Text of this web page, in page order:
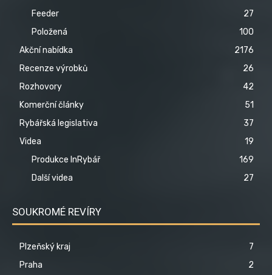
Feeder
27
Položená
100
Akční nabídka
2176
Recenze výrobků
26
Rozhovory
42
Komerční články
51
Rybářská legislativa
37
Videa
19
Produkce InRybář
169
Další videa
27
SOUKROMÉ REVÍRY
Plzeňský kraj
7
Praha
2